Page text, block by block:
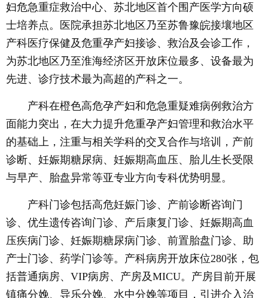
妇危急重症救治中心、苏北地区首个围产医学方向硕
士培养点。医院承担苏北地区乃至苏鲁豫皖接壤地区
产科医疗保健及危重孕产妇接诊、救治及会诊工作，
为苏北地区乃至淮海经济区开放床位最多、设备最为
先进、诊疗技术最为高超的产科之一。
产科在橙色高危孕产妇和危急重疑难病例救治方
面能力突出，在大力提升危重孕产妇管理和救治水平
的基础上，注重与相关学科的交叉合作与培训，产前
诊断、妊娠期糖尿病、妊娠期高血压、胎儿生长受限
与早产、胎盘异常等亚专业方向专科优势明显。
产科门诊包括高危妊娠门诊、产前诊断咨询门
诊、优生遗传咨询门诊、产后康复门诊、妊娠期高血
压疾病门诊、妊娠期糖尿病门诊、前置胎盘门诊、助
产士门诊、药学门诊等。产科病房开放床位280张，包
括普通病房、VIP病房、产房及MICU。产房目前开展
镇痛分娩、导乐分娩、水中分娩等项目，引进介入治